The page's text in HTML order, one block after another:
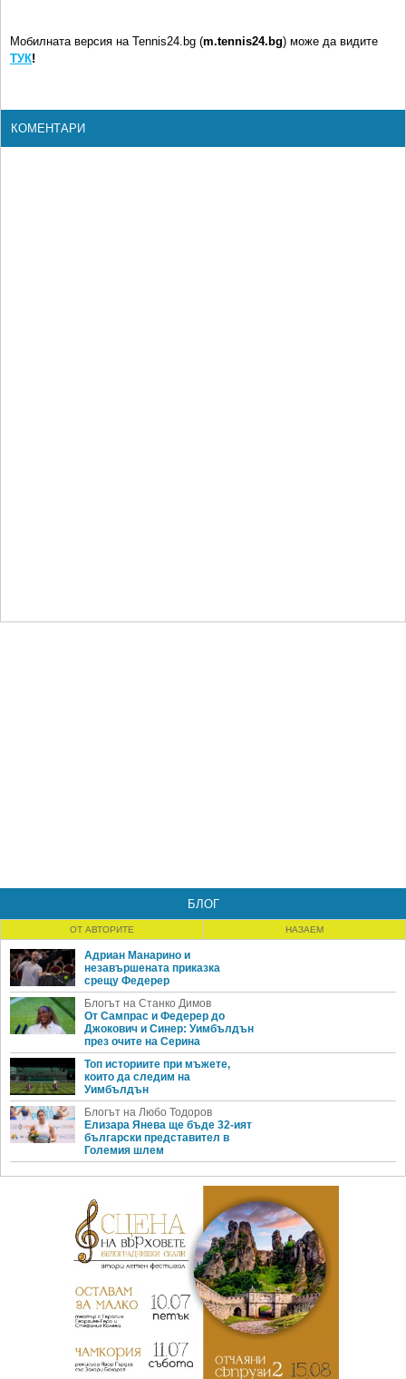
Мобилната версия на Tennis24.bg (m.tennis24.bg) може да видите
ТУК!
КОМЕНТАРИ
БЛОГ
ОТ АВТОРИТЕ НАЗАЕМ
Адриан Манарино и
незавършената приказка
срещу Федерер
Блогът на Станко Димов
От Сампрас и Федерер до
Джокович и Синер: Уимбълдън
през очите на Серина
Топ историите при мъжете,
които да следим на
Уимбълдън
Блогът на Любо Тодоров
Елизара Янева ще бъде 32-ият
български представител в
Големия шлем